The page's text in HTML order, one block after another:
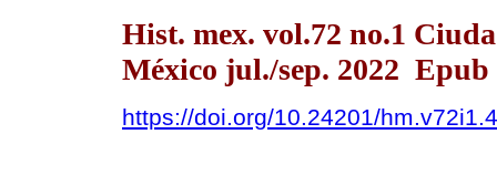
Hist. mex. vol.72 no.1
México jul./sep. 2022 Epub
https://doi.org/10.24201/